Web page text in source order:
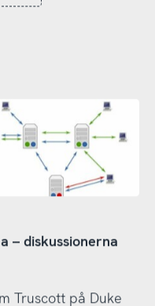
– diskussionerna
Truscott på Duke